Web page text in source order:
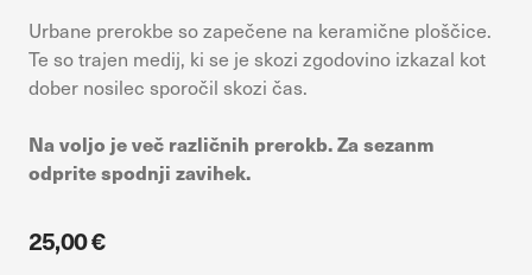
Urbane prerokbe so zapečene na keramične ploščice.
Te so trajen medij, ki se je skozi zgodovino izkazal kot
dober nosilec sporočil skozi čas.
Na voljo je več različnih prerokb. Za sezanm
odprite spodnji zavihek.
25,00 €
Potrdi moje izbire